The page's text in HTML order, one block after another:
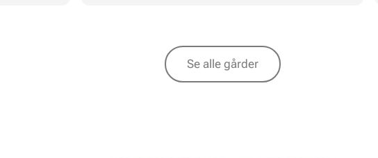
Se alle gårder